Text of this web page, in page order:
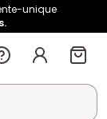
unique